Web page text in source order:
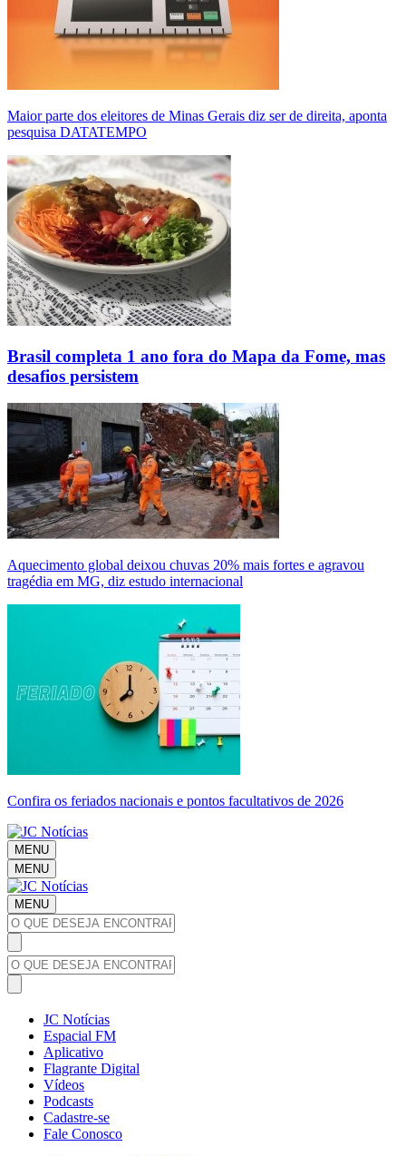
Maior parte dos eleitores de Minas Gerais diz ser de direita, aponta
pesquisa DATATEMPO
Brasil completa 1 ano fora do Mapa da Fome, mas
desafios persistem
Aquecimento global deixou chuvas 20% mais fortes e agravou
tragédia em MG, diz estudo internacional
Confira os feriados nacionais e pontos facultativos de 2026
MENU
MENU
MENU
JC Notícias
Espacial FM
Aplicativo
Flagrante Digital
Vídeos
Podcasts
Cadastre-se
Fale Conosco